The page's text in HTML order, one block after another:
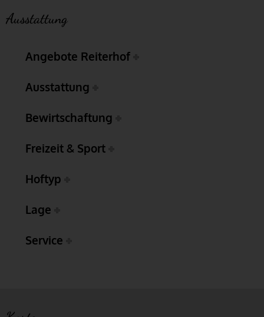
Ausstattung
Angebote Reiterhof
Ausstattung
Bewirtschaftung
Freizeit & Sport
Hoftyp
Lage
Service